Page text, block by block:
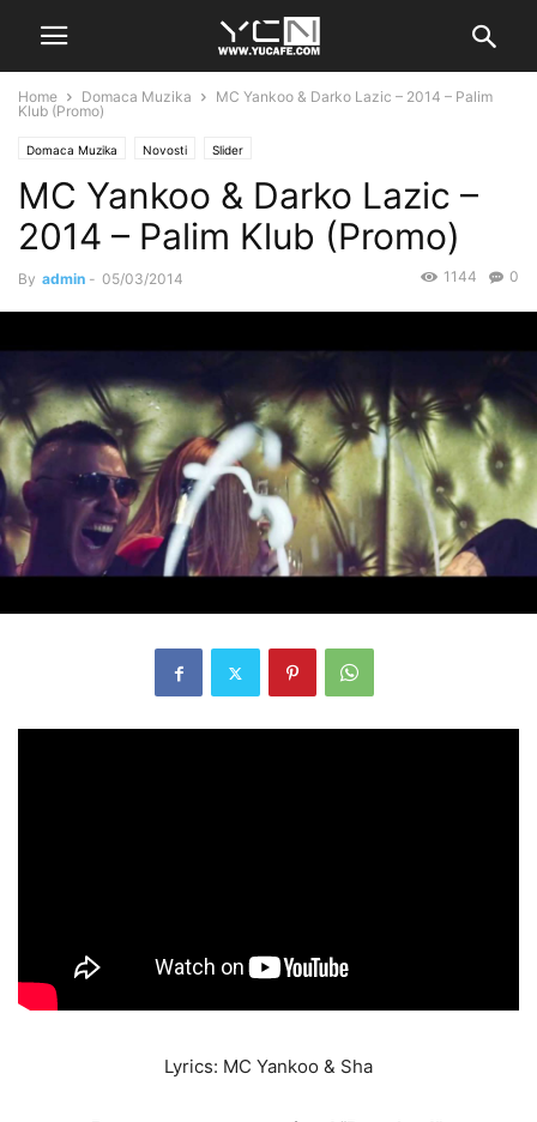
Home Domaca Muzika
MC Yankoo & Darko Lazic – 2014 – Palim
Klub (Promo)
Domaca Muzika Novosti Slider
MC Yankoo & Darko Lazic –
2014 – Palim Klub (Promo)
By admin - 05/03/2014 0
1144
Lyrics: MC Yankoo & Sha